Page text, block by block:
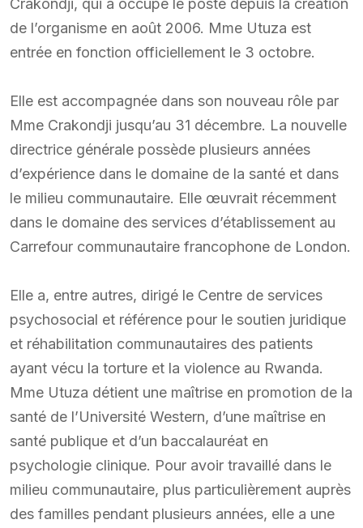
de l’organisme en août 2006. Mme Utuza est
entrée en fonction officiellement le 3 octobre.
Elle est accompagnée dans son nouveau rôle par
Mme Crakondji jusqu’au 31 décembre. La nouvelle
directrice générale possède plusieurs années
d’expérience dans le domaine de la santé et dans
le milieu communautaire. Elle œuvrait récemment
dans le domaine des services d’établissement au
Carrefour communautaire francophone de London.
Elle a, entre autres, dirigé le Centre de services
psychosocial et référence pour le soutien juridique
et réhabilitation communautaires des patients
ayant vécu la torture et la violence au Rwanda.
Mme Utuza détient une maîtrise en promotion de la
santé de l’Université Western, d’une maîtrise en
santé publique et d’un baccalauréat en
psychologie clinique. Pour avoir travaillé dans le
milieu communautaire, plus particulièrement auprès
des familles pendant plusieurs années, elle a une